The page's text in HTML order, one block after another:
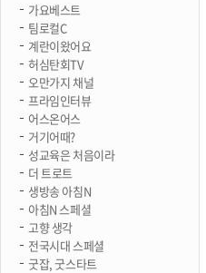
가요베스트
팀로컬C
계란이왔어요
허심탄회TV
오만가지 채널
프라임인터뷰
어스온어스
거기어때?
성교육은 처음이라
더 트로트
생방송 아침N
아침N 스페셜
고향 생각
전국시대 스페셜
굿잡, 굿스타트